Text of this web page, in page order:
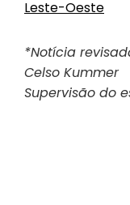
*Notícia
Celso Kummer
Supervisão do